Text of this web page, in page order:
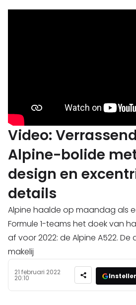
Video:
Alpine-bolide
design en
details
Alpine haalde op maandag als
Formule 1-teams het doek van
af voor 2022: de Alpine A522. De
makelij
21 februari 2022
20:10